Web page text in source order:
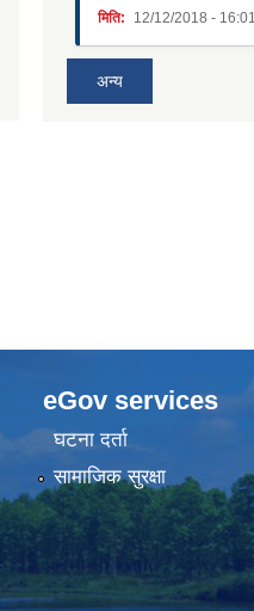
मिति: 12/12/2018 - 16:01
अन्य
eGov services
घटना दर्ता
सामाजिक सुरक्षा